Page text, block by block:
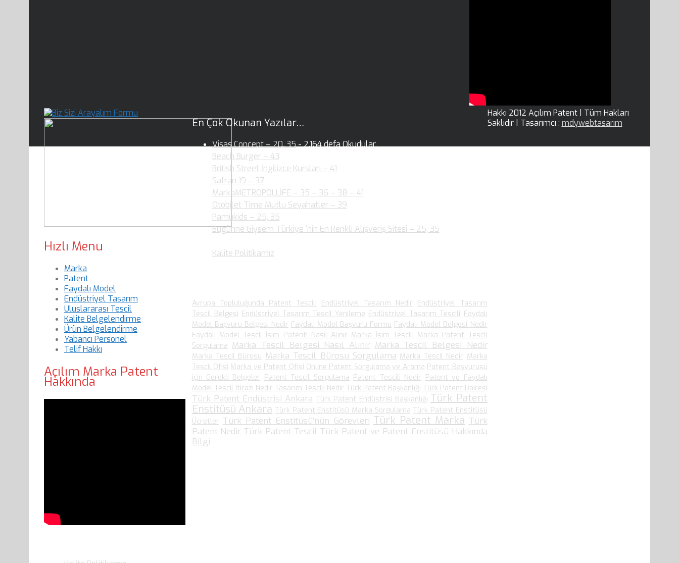
Hızlı Menu
Marka
Patent
Faydalı Model
Endüstriyel Tasarım
Uluslararası Tescil
Kalite Belgelendirme
Ürün Belgelendirme
Yabancı Personel
Telif Hakkı
Açılım Marka Patent
Hakkında
En Çok Okunan Yazılar…
Visas Concept – 20, 35- 2.164 defa Okudular.
Beach Burger – 43
British Street İngilizce Kursları – 41
Safran 19 – 37
MarkaMETROPOLLİFE – 35 – 36 – 38 – 41
Otobilet Time Mutlu Seyahatler – 39
Pamukids – 25, 35
Bugünne Giysem Türkiye ‘nin En Renkli Alışveriş Sitesi – 25, 35
Kalite Politikamız
Avrupa Topluluğunda Patent Tescili Endüstriyel Tasarım Nedir Endüstriyel Tasarım
Tescil Belgesi Endüstriyel Tasarım Tescil Yenileme Endüstriyel Tasarım Tescili Faydalı
Model Başvuru Belgesi Nedir Faydalı Model Başvuru Formu Faydalı Model Belgesi Nedir
Faydalı Model Tescil İsim Patenti Nasıl Alınır Marka İsim Tescili Marka Patent Tescil
Sorgulama Marka Tescil Belgesi Nasıl Alınır Marka Tescil Belgesi Nedir
Marka Tescil Bürosu Marka Tescil Bürosu Sorgulama Marka Tescil Nedir Marka
Tescil Ofisi Marka ve Patent Ofisi Online Patent Sorgulama ve Arama Patent Başvurusu
için Gerekli Belgeler Patent Tescil Sorgulama Patent Tescili Nedir Patent ve Faydalı
Model Tescil İtirazı Nedir Tasarım Tescili Nedir Türk Patent Başkanlığı Türk Patent Dairesi
Türk Patent Endüstrisi Ankara Türk Patent Endüstrisi Başkanlığı Türk Patent
Enstitüsü Ankara Türk Patent Enstitüsü Marka Sorgulama Türk Patent Enstitüsü
Ücretler Türk Patent Enstitüsü’nün Görevleri Türk Patent Marka Türk
Patent Nedir Türk Patent Tescil Türk Patent ve Patent Enstitüsü Hakkında
Bilgi
Hakkı 2012 Açılım Patent | Tüm Hakları
Saklıdır | Tasarımcı : mdywebtasarım